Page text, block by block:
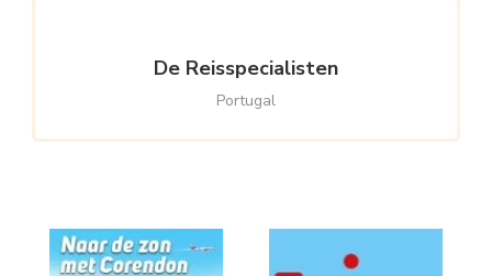
De Reisspecialisten
Portugal